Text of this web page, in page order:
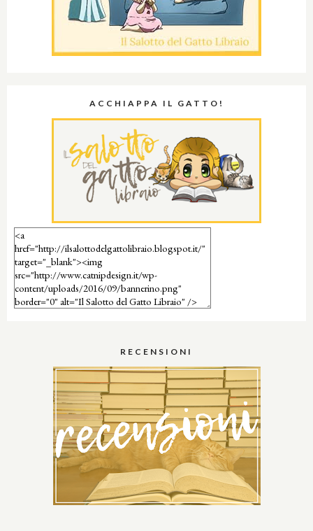
ACCHIAPPA IL GATTO!
RECENSIONI